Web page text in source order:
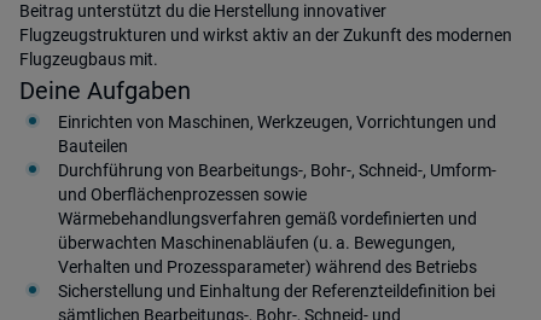
Beitrag unterstützt du die Herstellung innovativer
Flugzeugstrukturen und wirkst aktiv an der Zukunft des modernen
Flugzeugbaus mit.
Deine Aufgaben
Einrichten von Maschinen, Werkzeugen, Vorrichtungen und
Bauteilen
Durchführung von Bearbeitungs-, Bohr-, Schneid-, Umform-
und Oberflächenprozessen sowie
Wärmebehandlungsverfahren gemäß vordefinierten und
überwachten Maschinenabläufen (u. a. Bewegungen,
Verhalten und Prozessparameter) während des Betriebs
Sicherstellung und Einhaltung der Referenzteildefinition bei
sämtlichen Bearbeitungs-, Bohr-, Schneid- und